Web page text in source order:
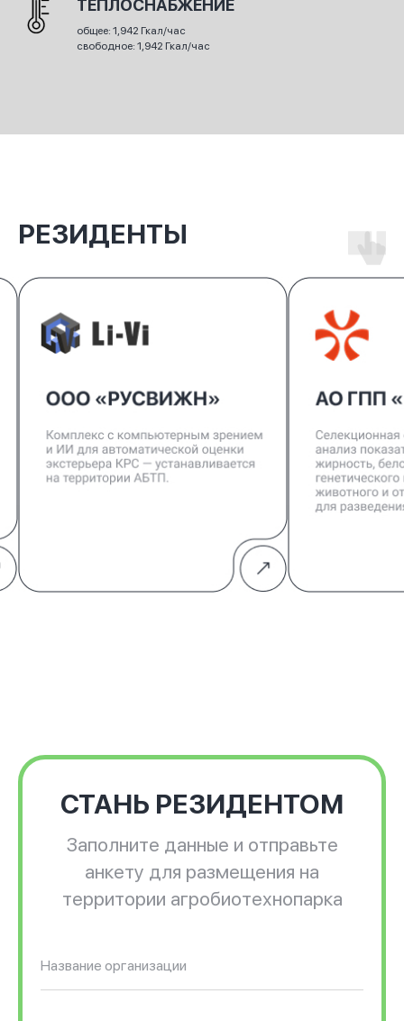
общее: 1,942 Гкал/час
свободное: 1,942 Гкал/час
РЕЗИДЕНТЫ
СТАНЬ РЕЗИДЕНТОМ
Заполните данные и отправьте
анкету для размещения на
территории агробиотехнопарка